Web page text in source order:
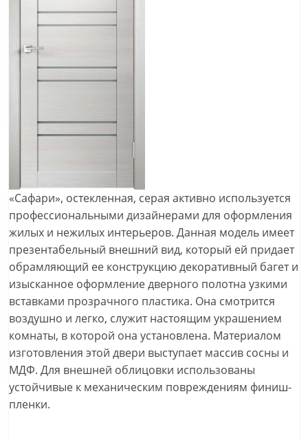
«Сафари», остекленная, серая активно используется
профессиональными дизайнерами для оформления
жилых и нежилых интерьеров. Данная модель имеет
презентабельный внешний вид, который ей придает
обрамляющий ее конструкцию декоративный багет и
изысканное оформление дверного полотна узкими
вставками прозрачного пластика. Она смотрится
воздушно и легко, служит настоящим украшением
комнаты, в которой она установлена. Материалом
изготовления этой двери выступает массив сосны и
МДФ. Для внешней облицовки использованы
устойчивые к механическим повреждениям финиш-
пленки.